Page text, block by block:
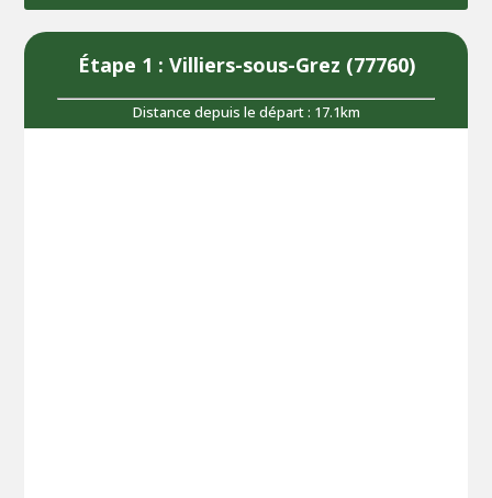
Étape 1 : Villiers-sous-Grez (77760)
Distance depuis le départ : 17.1km